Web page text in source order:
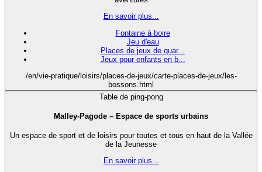
En savoir plus...
Fontaine à boire
Jeu d'eau
Places de jeux de quar...
Jeux pour enfants en b...
/en/vie-pratique/loisirs/places-de-jeux/carte-places-de-jeux/les-
bossons.html
Table de ping-pong
Malley-Pagode – Espace de sports urbains
Un espace de sport et de loisirs pour toutes et tous en haut de la Vallée
de la Jeunesse
En savoir plus...